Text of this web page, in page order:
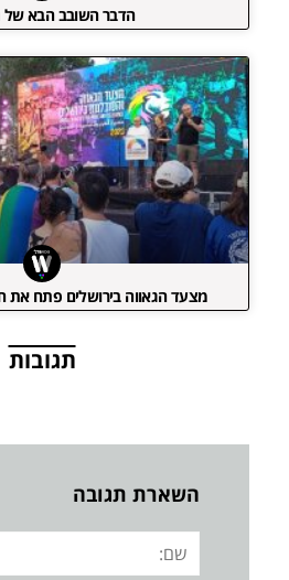
הדבר השובב הבא של
מצעד הגאווה בירושלים פתח את
תגובות
השארת תגובה
שם: